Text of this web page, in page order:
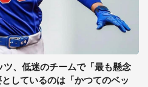
ツ、低迷のチームで「最も懸念
しているのは「かつてのベッ